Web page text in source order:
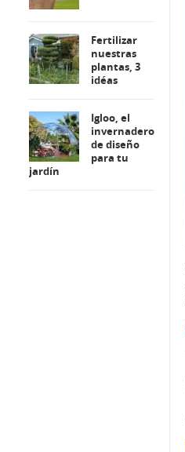
Fertilizar
nuestras
plantas, 3
idéas
Igloo, el
invernadero
de diseño
para tu
jardín